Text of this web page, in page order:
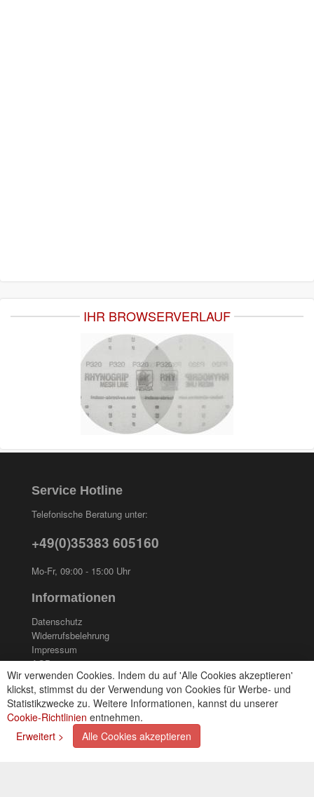
IHR BROWSERVERLAUF
Wir verwenden Cookies. Indem du auf 'Alle Cookies akzeptieren'
klickst, stimmst du der Verwendung von Cookies für Werbe- und
Statistikzwecke zu. Weitere Informationen, kannst du unserer
Cookie-Richtlinien entnehmen.
Erweitert >
Alle Cookies akzeptieren
Service Hotline
Telefonische Beratung unter:
+49(0)35383 605160
Mo-Fr, 09:00 - 15:00 Uhr
Informationen
Datenschutz
Widerrufsbelehrung
Impressum
AGB
Kontakt
Cookies einstellungen
Zahlungsarten